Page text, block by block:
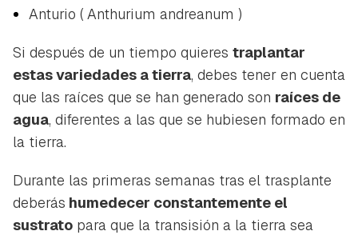
Anturio ( Anthurium andreanum )
Si después de un tiempo quieres traplantar
estas variedades a tierra, debes tener en cuenta
que las raíces que se han generado son raíces de
agua, diferentes a las que se hubiesen formado en
la tierra.
Durante las primeras semanas tras el trasplante
deberás humedecer constantemente el
sustrato para que la transisión a la tierra sea